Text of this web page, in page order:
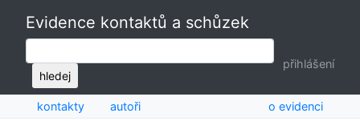
Evidence kontaktů a schůzek
hledej
přihlášení
kontakty autoři o evidenci